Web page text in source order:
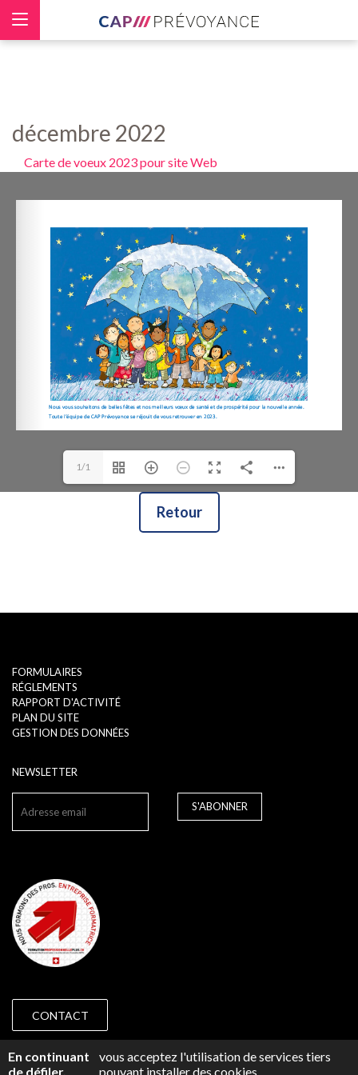
décembre 2022
Carte de voeux 2023 pour site Web
1/1
Retour
FORMULAIRES
RÉGLEMENTS
RAPPORT D'ACTIVITÉ
PLAN DU SITE
GESTION DES DONNÉES
NEWSLETTER
S'ABONNER
CONTACT
© 2018 CAP PRÉVOYANCE GENÈVE -IMPRESSUM
Panneau de gestion des cookies
En continuant
de défiler,
vous acceptez l'utilisation de services tiers
pouvant installer des cookies